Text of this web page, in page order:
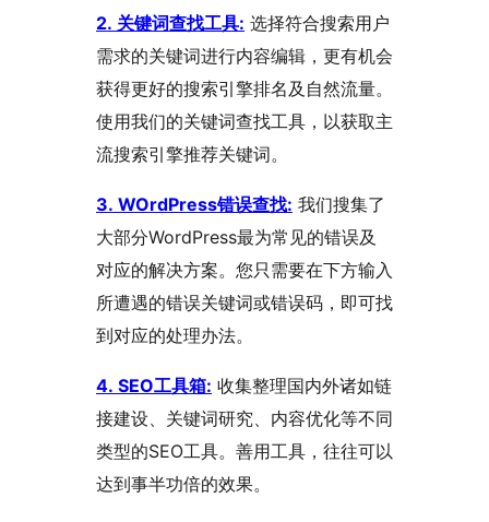
2. 关键词查找工具: 选择符合搜索用户
需求的关键词进行内容编辑，更有机会
获得更好的搜索引擎排名及自然流量。
使用我们的关键词查找工具，以获取主
流搜索引擎推荐关键词。
3. WOrdPress错误查找: 我们搜集了
大部分WordPress最为常见的错误及
对应的解决方案。您只需要在下方输入
所遭遇的错误关键词或错误码，即可找
到对应的处理办法。
4. SEO工具箱: 收集整理国内外诸如链
接建设、关键词研究、内容优化等不同
类型的SEO工具。善用工具，往往可以
达到事半功倍的效果。